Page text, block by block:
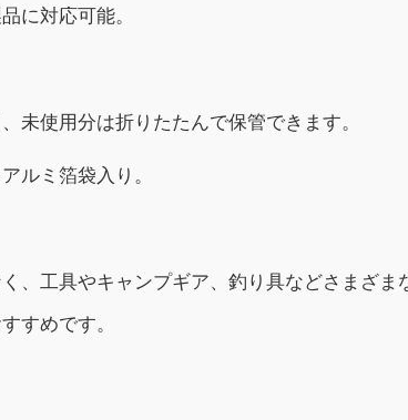
に対応可能。
未使用分は折りたたんで保管できます。
ルミ箔袋入り。
、工具やキャンプギア、釣り具などさまざま
すめです。